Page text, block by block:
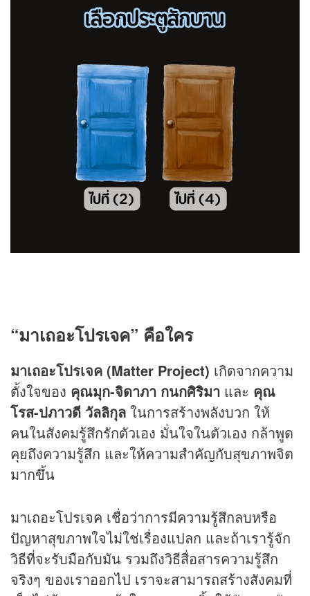
“มาเถอะโปรเจค” คือใคร
มาเถอะโปรเจค (Matter Project) เกิดจากความ
ตั้งใจของ คุณมุก-จิดาภา กนกศิริมา และ คุณ
โรส-ปภาวดี วัลลิกุล ในการสร้างพลังบวก ให้
คนในสังคมรู้สึกรักตัวเอง มั่นใจในตัวเอง กล้าพูด
คุยถึงความรู้สึก และให้ความสำคัญกับสุขภาพจิต
มากขึ้น
มาเถอะโปรเจค เชื่อว่าการมีความรู้สึกลบหรือ
ปัญหาสุขภาพใจไม่ใช่เรื่องแปลก และถ้าเรารู้จัก
วิธีที่จะรับมือกับมัน รวมถึงวิธีสื่อสารความรู้สึก
จริงๆ ของเราออกไป เราจะสามารถสร้างสังคมที่